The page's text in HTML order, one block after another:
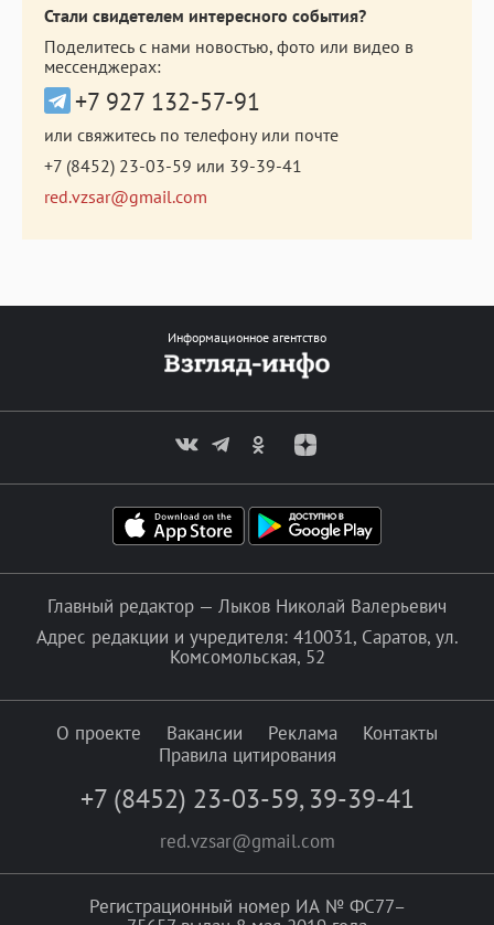
Стали свидетелем интересного события?
Поделитесь с нами новостью, фото или видео в
мессенджерах:
+7 927 132-57-91
или свяжитесь по телефону или почте
+7 (8452) 23-03-59 или 39-39-41
red.vzsar@gmail.com
Информационное агентство
Главный редактор — Лыков Николай Валерьевич
Адрес редакции и учредителя: 410031, Саратов, ул.
Комсомольская, 52
О проекте Вакансии Реклама
Контакты
Правила цитирования
+7 (8452) 23-03-59, 39-39-41
red.vzsar@gmail.com
Регистрационный номер ИА № ФС77–